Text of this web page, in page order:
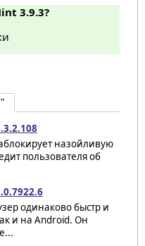
3.9.3?
назойливую
пользователя об
одинаково быстр и
и на Android. Он